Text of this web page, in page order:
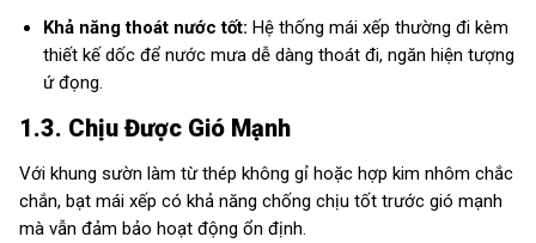
Khả năng thoát nước tốt: Hệ thống mái xếp thường đi kèm
thiết kế dốc để nước mưa dễ dàng thoát đi, ngăn hiện tượng
ứ đọng.
1.3. Chịu Được Gió Mạnh
Với khung sườn làm từ thép không gỉ hoặc hợp kim nhôm chắc
chắn, bạt mái xếp có khả năng chống chịu tốt trước gió mạnh
mà vẫn đảm bảo hoạt động ổn định.